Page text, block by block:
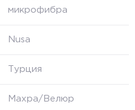
микрофибра
Nusa
Турция
Махра/Велюр